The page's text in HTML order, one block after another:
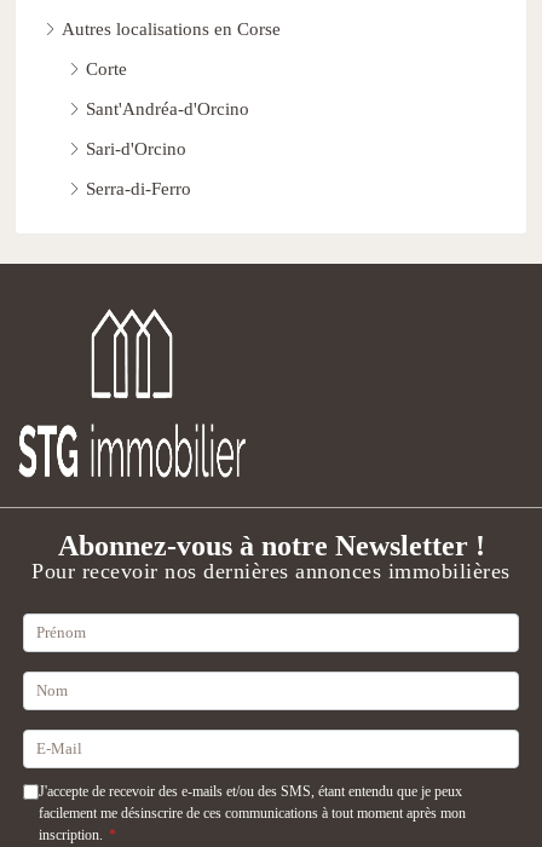
Autres localisations en Corse
Corte
Sant'Andréa-d'Orcino
Sari-d'Orcino
Serra-di-Ferro
Abonnez-vous à notre Newsletter !
Pour recevoir nos dernières annonces immobilières
J'accepte de recevoir des e-mails et/ou des SMS, étant entendu que je peux
facilement me désinscrire de ces communications à tout moment après mon
inscription. *